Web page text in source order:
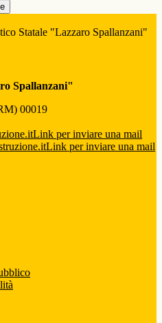
Statale "Lazzaro Spallanzani"
Spallanzani"
00019
Link per inviare una mail
Link per inviare una mail